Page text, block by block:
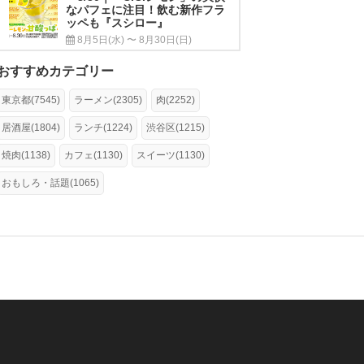
なパフェに注目！飲む新作フラ
ッペも『スシロー』
8月5日(水) 〜 8月30日(日)
すすめカテゴリー
東京都(7545) ラーメン(2305) 肉(2252)
居酒屋(1804) ランチ(1224) 渋谷区(1215)
焼肉(1138) カフェ(1130) スイーツ(1130)
おもしろ・話題(1065)